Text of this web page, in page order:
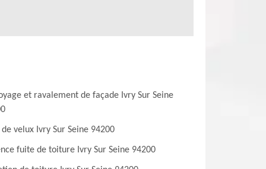
et ravalement de façade Ivry Sur Seine
de velux Ivry Sur Seine 94200
fuite de toiture Ivry Sur Seine 94200